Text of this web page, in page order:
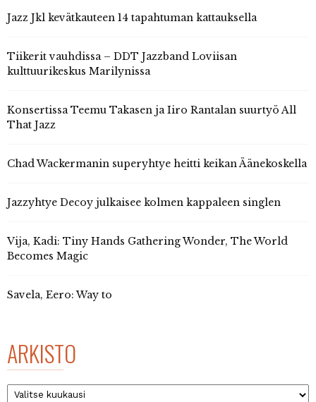
Jazz Jkl kevätkauteen 14 tapahtuman kattauksella
Tiikerit vauhdissa – DDT Jazzband Loviisan
kulttuurikeskus Marilynissa
Konsertissa Teemu Takasen ja Iiro Rantalan suurtyö All
That Jazz
Chad Wackermanin superyhtye heitti keikan Äänekoskella
Jazzyhtye Decoy julkaisee kolmen kappaleen singlen
Vija, Kadi: Tiny Hands Gathering Wonder, The World
Becomes Magic
Savela, Eero: Way to
ARKISTO
Arkisto